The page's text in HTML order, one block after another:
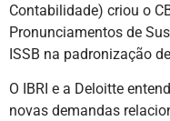
Contabilidade) criou o
Pronunciamentos de
ISSB na padronização
O IBRI e a Deloitte
novas demandas